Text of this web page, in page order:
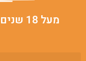
מעל 18 שנים - מחברים אתכם להצלחה